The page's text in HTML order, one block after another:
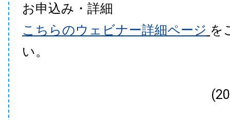
お申込み・詳細
こちらのウェビナー詳細ページ を
い。